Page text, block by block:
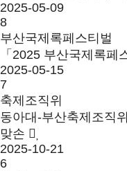
2025-05-09
8
부산국제록페스티벌
「2025 부산국제록페
2025-05-15
7
축제조직위
동아대-부산축제조직
맞손
2025-10-21
6